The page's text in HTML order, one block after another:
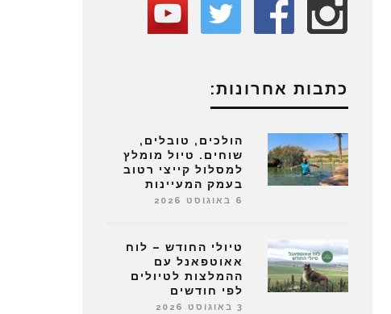
כתבות אחרונות:
הולכים, טובלים,
שוחים. טיול מומלץ
למסלול קייצי רטוב
בעמק המעיינות
6 באוגוסט 2026
טיולי החודש – לוח
אאוטפאנל עם
ההמלצות לטיולים
לפי חודשים
3 באוגוסט 2026